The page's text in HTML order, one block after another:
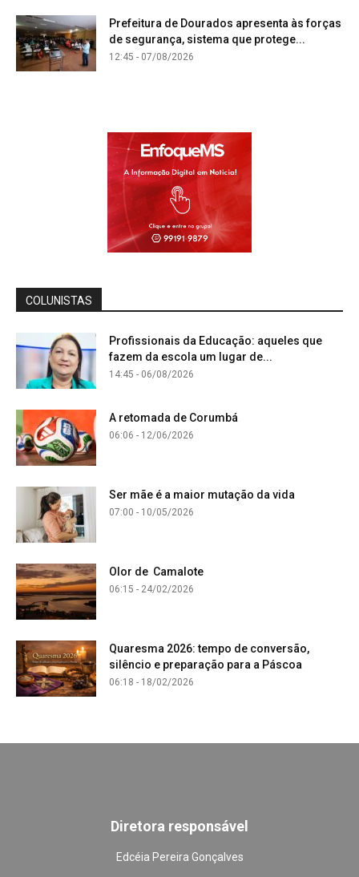
Prefeitura de Dourados apresenta às forças
de segurança, sistema que protege...
12:45 - 07/08/2026
COLUNISTAS
Profissionais da Educação: aqueles que
fazem da escola um lugar de...
14:45 - 06/08/2026
A retomada de Corumbá
06:06 - 12/06/2026
Ser mãe é a maior mutação da vida
07:00 - 10/05/2026
Olor de Camalote
06:15 - 24/02/2026
Quaresma 2026: tempo de conversão,
silêncio e preparação para a Páscoa
06:18 - 18/02/2026
Diretora responsável
Edcéia Pereira Gonçalves